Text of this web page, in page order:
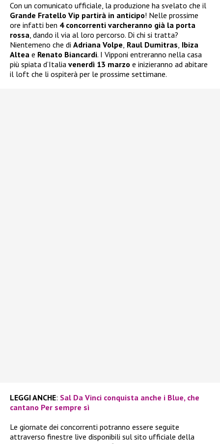
Con un comunicato ufficiale, la produzione ha svelato che il
Grande Fratello Vip partirà in anticipo! Nelle prossime
ore infatti ben 4 concorrenti varcheranno già la porta
rossa, dando il via al loro percorso. Di chi si tratta?
Nientemeno che di Adriana Volpe, Raul Dumitras, Ibiza
Altea e Renato Biancardi. I Vipponi entreranno nella casa
più spiata d’Italia venerdì 13 marzo e inizieranno ad abitare
il loft che li ospiterà per le prossime settimane.
LEGGI ANCHE: Sal Da Vinci conquista anche i Blue, che
cantano Per sempre sì
Le giornate dei concorrenti potranno essere seguite
attraverso finestre live disponibili sul sito ufficiale della